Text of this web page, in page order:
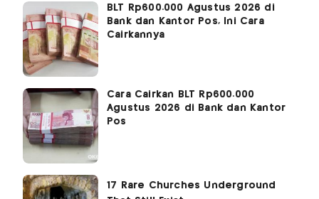
BLT Rp600.000 Agustus 2026 di
Bank dan Kantor Pos, Ini Cara
Cairkannya
Cara Cairkan BLT Rp600.000
Agustus 2026 di Bank dan Kantor
Pos